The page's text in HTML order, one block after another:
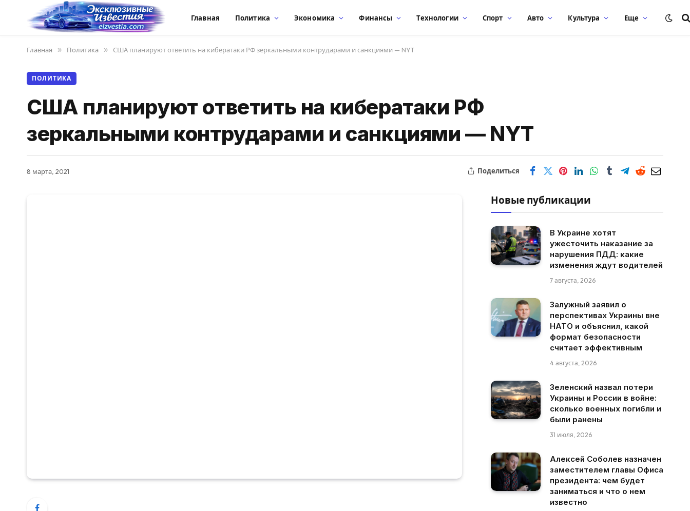
Главная Политика Экономика Финансы Технологии Спорт Авто Культура Еще
Главная » Политика » США планируют ответить на кибератаки РФ зеркальными контрударами и санкциями — NYT
ПОЛИТИКА
США планируют ответить на кибератаки РФ
зеркальными контрударами и санкциями — NYT
8 марта, 2021 Поделиться
Новые публикации
В Украине хотят
ужесточить наказание за
нарушения ПДД: какие
изменения ждут водителей
7 августа, 2026
Залужный заявил о
перспективах Украины вне
НАТО и объяснил, какой
формат безопасности
считает эффективным
4 августа, 2026
Зеленский назвал потери
Украины и России в войне:
сколько военных погибли и
были ранены
31 июля, 2026
Алексей Соболев назначен
заместителем главы Офиса
президента: чем будет
заниматься и что о нем
известно